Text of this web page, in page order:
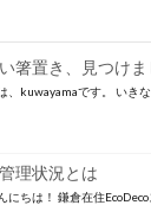
箸置き、見つけま
、kuwayamaです。 いきな
理状況とは
にちは！ 鎌倉在住EcoDeco